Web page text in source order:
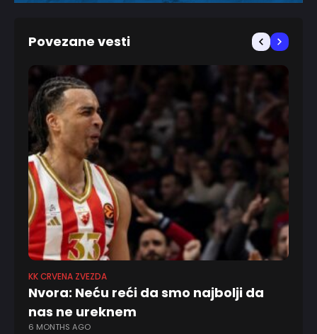
Povezane vesti
KK CRVENA ZVEZDA
Nvora: Neću reći da smo najbolji da
nas ne ureknem
6 MONTHS AGO